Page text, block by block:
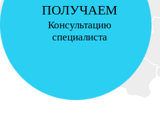
ПОЛУЧАЕМ
Консультацию
специалиста